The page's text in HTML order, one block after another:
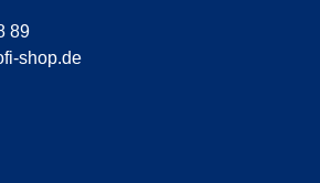
89
shop.de